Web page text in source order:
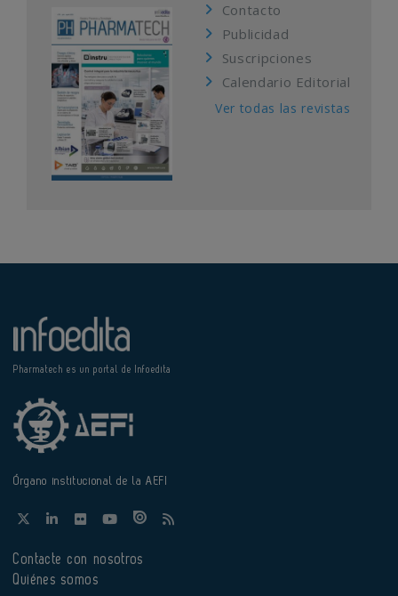
Contacto
Publicidad
Suscripciones
Calendario Editorial
Ver todas las revistas
Pharmatech es un portal de Infoedita
Órgano institucional de la AEFI
Contacte con nosotros
Quiénes somos